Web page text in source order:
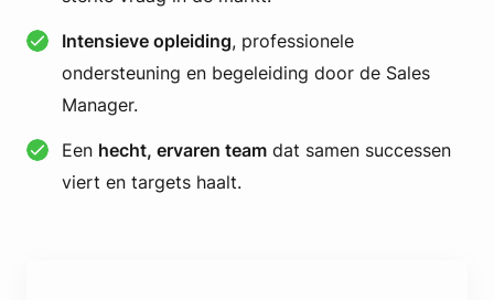
Intensieve opleiding, professionele
ondersteuning en begeleiding door de Sales
Manager.
Een hecht, ervaren team dat samen successen
viert en targets haalt.